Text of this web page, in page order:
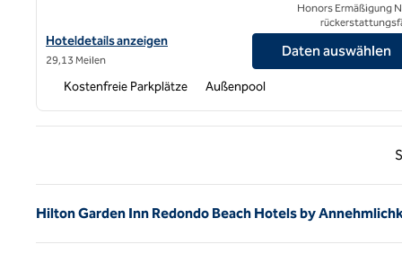
Hoteldetails für das Hilton Garden Inn Arcadia/Pasadena anzeigen
Hoteldetails anzeigen
29,13 Meilen
Honors Ermäßigung
Daten auswählen
Kostenfreie Parkplätze Außenpool
Hilton Garden Inn Redondo Beach Hotels by